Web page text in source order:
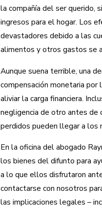
la compañía del ser querido,
ingresos para el hogar. Los
devastadores debido a las
alimentos y otros gastos se
Aunque suena terrible, una
compensación monetaria
aliviar la carga financiera.
negligencia de otro antes de
perdidos pueden llegar a los
En la oficina del abogado
los bienes del difunto para
a lo que ellos disfrutaron
contactarse con nosotros
las implicaciones legales –